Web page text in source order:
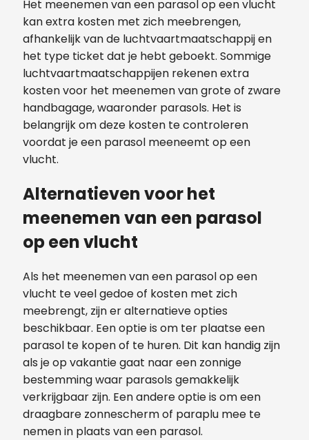
Het meenemen van een parasol op een vlucht
kan extra kosten met zich meebrengen,
afhankelijk van de luchtvaartmaatschappij en
het type ticket dat je hebt geboekt. Sommige
luchtvaartmaatschappijen rekenen extra
kosten voor het meenemen van grote of zware
handbagage, waaronder parasols. Het is
belangrijk om deze kosten te controleren
voordat je een parasol meeneemt op een
vlucht.
Alternatieven voor het
meenemen van een parasol
op een vlucht
Als het meenemen van een parasol op een
vlucht te veel gedoe of kosten met zich
meebrengt, zijn er alternatieve opties
beschikbaar. Een optie is om ter plaatse een
parasol te kopen of te huren. Dit kan handig zijn
als je op vakantie gaat naar een zonnige
bestemming waar parasols gemakkelijk
verkrijgbaar zijn. Een andere optie is om een
draagbare zonnescherm of paraplu mee te
nemen in plaats van een parasol.